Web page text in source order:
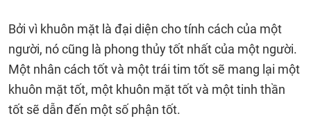
Bởi vì khuôn mặt là đại diện cho tính cách của một
người, nó cũng là phong thủy tốt nhất của một người.
Một nhân cách tốt và một trái tim tốt sẽ mang lại một
khuôn mặt tốt, một khuôn mặt tốt và một tinh thần
tốt sẽ dẫn đến một số phận tốt.